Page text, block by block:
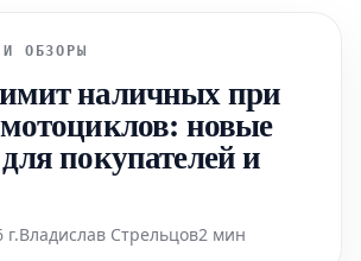
ОБЗОРЫ
наличных при
новые
покупателей и
г.Владислав Стрельцов2 мин